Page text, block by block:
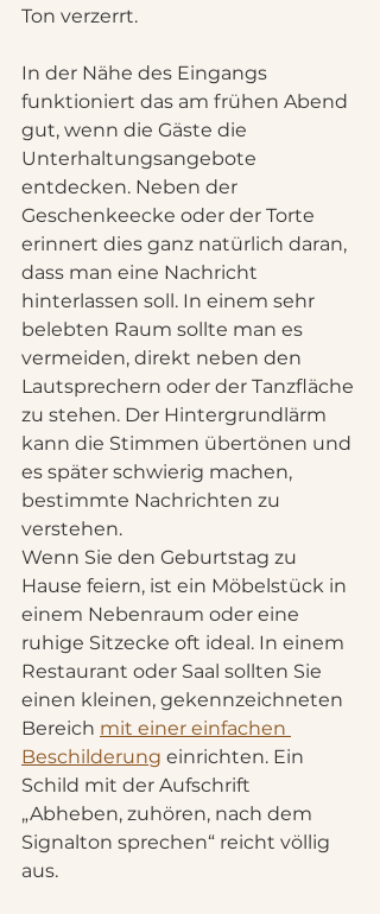
Ton verzerrt.
In der Nähe des Eingangs
funktioniert das am frühen Abend
gut, wenn die Gäste die
Unterhaltungsangebote
entdecken. Neben der
Geschenkeecke oder der Torte
erinnert dies ganz natürlich daran,
dass man eine Nachricht
hinterlassen soll. In einem sehr
belebten Raum sollte man es
vermeiden, direkt neben den
Lautsprechern oder der Tanzfläche
zu stehen. Der Hintergrundlärm
kann die Stimmen übertönen und
es später schwierig machen,
bestimmte Nachrichten zu
verstehen.
Wenn Sie den Geburtstag zu
Hause feiern, ist ein Möbelstück in
einem Nebenraum oder eine
ruhige Sitzecke oft ideal. In einem
Restaurant oder Saal sollten Sie
einen kleinen, gekennzeichneten
Bereich mit einer einfachen
Beschilderung einrichten. Ein
Schild mit der Aufschrift
„Abheben, zuhören, nach dem
Signalton sprechen“ reicht völlig
aus.